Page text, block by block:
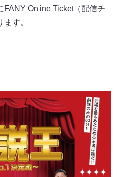
FANY Online Ticket（配信チ
す。